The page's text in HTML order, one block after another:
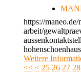
https://maneo.de/
arbeit/
Weitere
<< < 25 26 27 28